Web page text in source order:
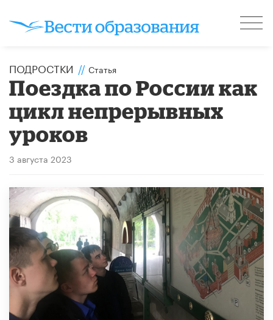
ПОДРОСТКИ // Статья
Поездка по России как
цикл непрерывных
уроков
3 августа 2023